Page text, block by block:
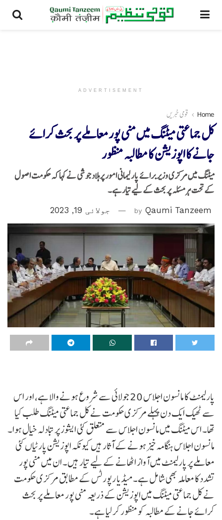
ADVERTISEMENT
Home قومی خبریں
کل جماعتی میٹنگ میں منی پور معاملے پر بحث کرائے
جانے کا اپوزیشن کا مطالبہ منظور
میٹنگ میں مرکزی وزیر برائے پارلیمانی امور پرہلاد جوشی نے کہا کہ حکومت اصول
کے تحت ہر مسئلہ پر بحث کے لیے تیار ہے۔
by Qaumi Tanzeem جولائی 19, 2023
پارلیمنٹ کا مانسون اجلاس 20 جولائی سے شروع ہونے والا ہے، اور اس
سے ٹھیک ایک دن پہلے مرکزی حکومت نے کل جماعتی میٹنگ طلب کیا
تھا۔ اس میٹنگ میں مانسون اجلاس سے متعلق کئی ایشوز پر تبادلہ خیال ہوا۔
مانسون اجلاس ہنگامہ خیز ہونے کے آثار ہیں کیونکہ اپوزیشن پارٹیاں کئی
معاملے پر پارلیمنٹ میں آواز اٹھانے کے لیے تیار ہیں۔ ان میں منی پور
تشدد کا معاملہ بھی شامل ہے۔ میڈیا رپورٹس کے مطابق مرکزی حکومت
نے کل جماعتی میٹنگ میں اپوزیشن کے ذریعہ منی پور معاملے پر بحث
کرائے جانے کے مطالبہ کو منظور کر لیا ہے۔